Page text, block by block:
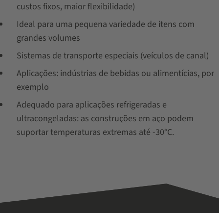
custos fixos, maior flexibilidade)
Ideal para uma pequena variedade de itens com
grandes volumes
Sistemas de transporte especiais (veículos de canal)
Aplicações: indústrias de bebidas ou alimentícias, por
exemplo
Adequado para aplicações refrigeradas e
ultracongeladas: as construções em aço podem
suportar temperaturas extremas até -30°C.